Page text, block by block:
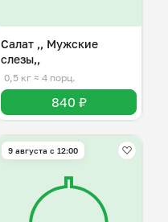
Салат ,, Мужские
слезы,,
0,5 кг ≈ 4 порц.
840 ₽
9 августа с 12:00